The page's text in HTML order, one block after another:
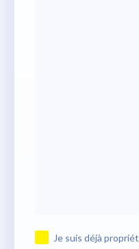
Je suis déjà